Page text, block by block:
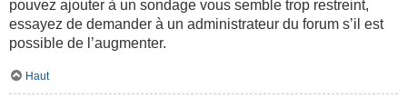
pouvez ajouter à un sondage vous semble trop restreint,
essayez de demander à un administrateur du forum s’il est
possible de l’augmenter.
Haut